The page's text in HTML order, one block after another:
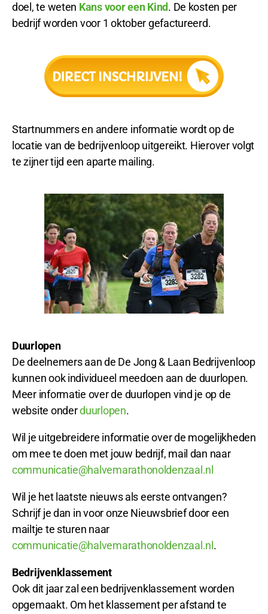
doel, te weten Kans voor een Kind. De kosten per
bedrijf worden voor 1 oktober gefactureerd.
Startnummers en andere informatie wordt op de
locatie van de bedrijvenloop uitgereikt. Hierover volgt
te zijner tijd een aparte mailing.
Duurlopen
De deelnemers aan de De Jong & Laan Bedrijvenloop
kunnen ook individueel meedoen aan de duurlopen.
Meer informatie over de duurlopen vind je op de
website onderduurlopen.
Wil je uitgebreidere informatie over de mogelijkheden
om mee te doen met jouw bedrijf, mail dan naar
communicatie@halvemarathonoldenzaal.nl
Wil je het laatste nieuws als eerste ontvangen?
Schrijf je dan in voor onze Nieuwsbrief door een
mailtje te sturen naar
communicatie@halvemarathonoldenzaal.nl .
Bedrijvenklassement
Ook dit jaar zal een bedrijvenklassement worden
opgemaakt. Om het klassement per afstand te